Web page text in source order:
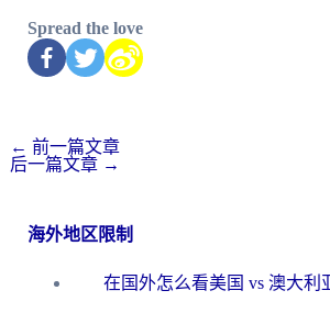
Spread the love
← 前一篇文章
后一篇文章 →
海外地区限制